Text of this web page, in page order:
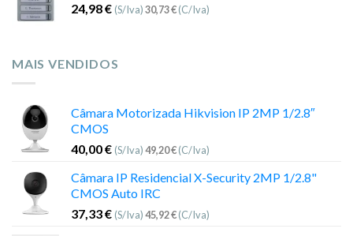
24,98€ (S/Iva)30,73€(C/Iva)
MAIS VENDIDOS
Câmara Motorizada Hikvision IP 2MP 1/2.8″
CMOS
40,00€ (S/Iva)49,20€(C/Iva)
Câmara IP Residencial X-Security 2MP 1/2.8"
CMOS Auto IRC
37,33€ (S/Iva)45,92€(C/Iva)